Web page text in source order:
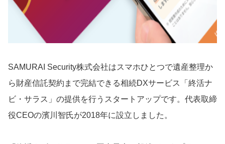
SAMURAI Security株式会社はスマホひとつで遺産整理か
ら財産信託契約まで完結できる相続DXサービス「終活ナ
ビ・サラス」の提供を行うスタートアップです。代表取締
役CEOの濱川智氏が2018年に設立しました。